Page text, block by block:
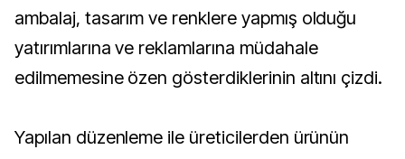
ambalaj, tasarım ve renklere yapmış olduğu
yatırımlarına ve reklamlarına müdahale
edilmemesine özen gösterdiklerinin altını çizdi.
Yapılan düzenleme ile üreticilerden ürünün